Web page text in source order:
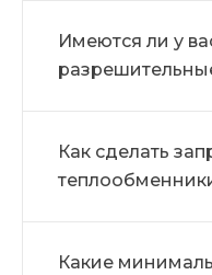
Имеются ли у
Как сделать
Какие